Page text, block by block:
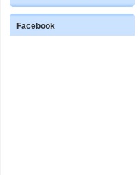
Facebook